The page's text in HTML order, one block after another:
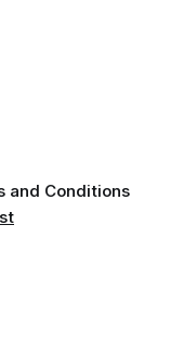
and Conditions